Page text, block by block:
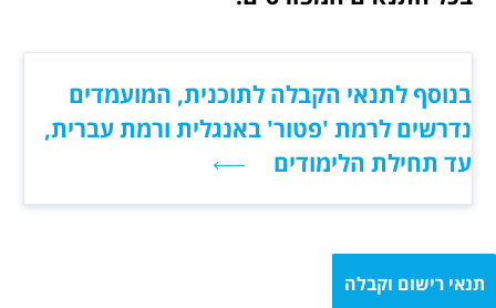
בנוסף לתנאי הקבלה לתוכנית, המועמדים
נדרשים לרמת 'פטור' באנגלית ורמת עברית,
עד תחילת הלימודים
תנאי רישום וקבלה